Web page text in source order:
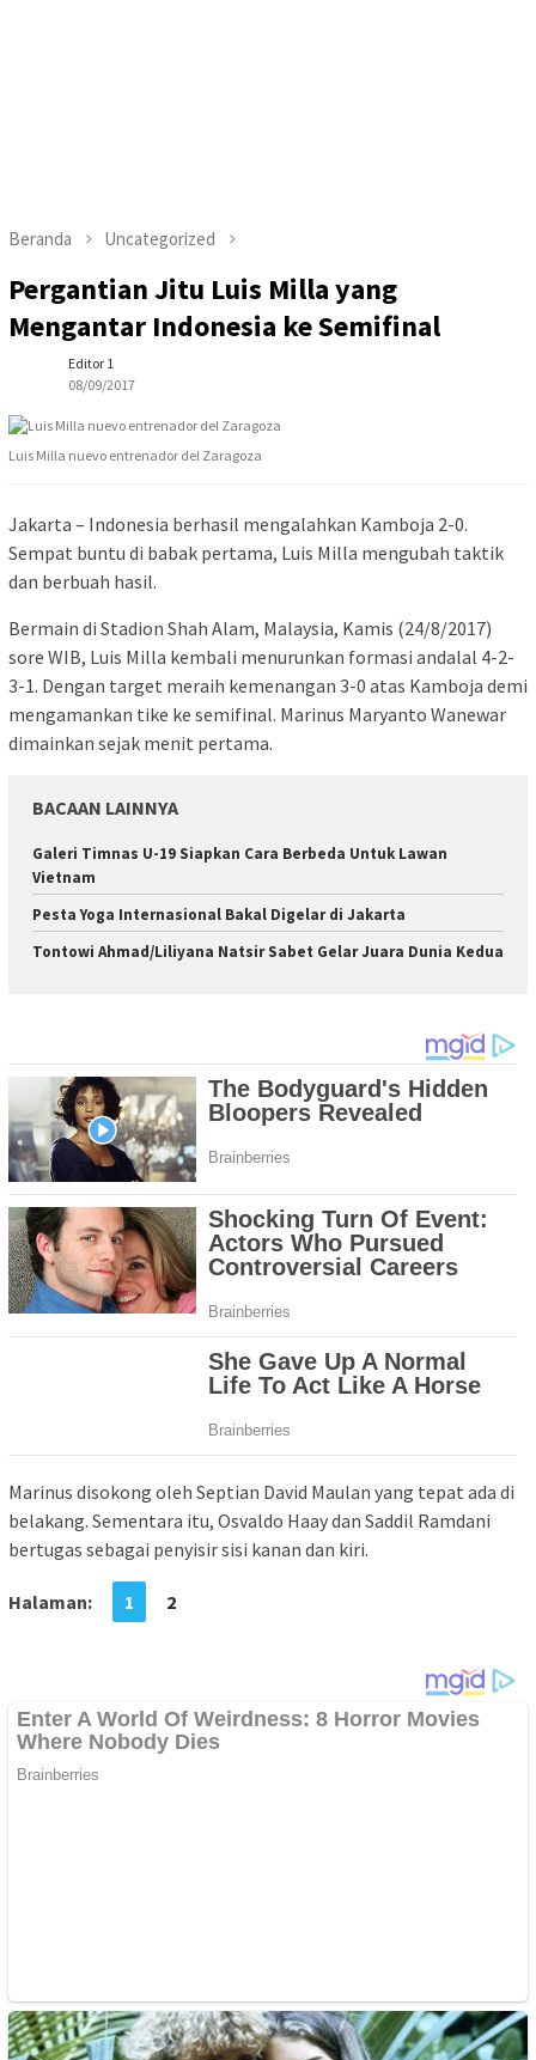
Beranda Uncategorized
Pergantian Jitu Luis Milla yang
Mengantar Indonesia ke Semifinal
Editor 1
08/09/2017
Luis Milla nuevo entrenador del Zaragoza
Jakarta – Indonesia berhasil mengalahkan Kamboja 2-0.
Sempat buntu di babak pertama, Luis Milla mengubah taktik
dan berbuah hasil.
Bermain di Stadion Shah Alam, Malaysia, Kamis (24/8/2017)
sore WIB, Luis Milla kembali menurunkan formasi andalal 4-2-
3-1. Dengan target meraih kemenangan 3-0 atas Kamboja demi
mengamankan tike ke semifinal. Marinus Maryanto Wanewar
dimainkan sejak menit pertama.
BACAAN LAINNYA
Galeri Timnas U-19 Siapkan Cara Berbeda Untuk Lawan
Vietnam
Pesta Yoga Internasional Bakal Digelar di Jakarta
Tontowi Ahmad/Liliyana Natsir Sabet Gelar Juara Dunia Kedua
Marinus disokong oleh Septian David Maulan yang tepat ada di
belakang. Sementara itu, Osvaldo Haay dan Saddil Ramdani
bertugas sebagai penyisir sisi kanan dan kiri.
Halaman: 1 2